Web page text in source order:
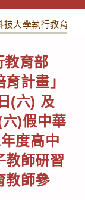
技大學執行教育部
教育部
計畫」
(六) 及
)假中華
度高中
教師研習
教師參